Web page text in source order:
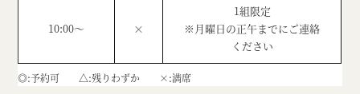
10:00～ ×
1組限定
※月曜日の正午までにご連絡
ください
◎ 予約可 △ 残りわずか × 満席